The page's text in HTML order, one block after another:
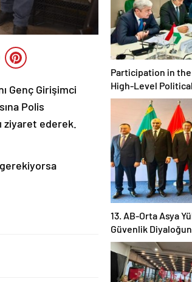
Genç Girişimci
Polis
ziyaret ederek.
Participation in the
High-Level
13. AB-Orta Asya
Güvenlik